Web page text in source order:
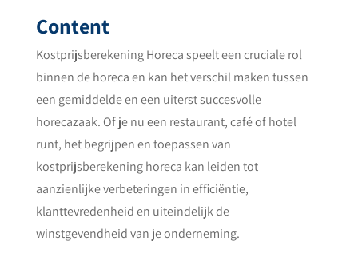
Content
Kostprijsberekening Horeca speelt een cruciale rol
binnen de horeca en kan het verschil maken tussen
een gemiddelde en een uiterst succesvolle
horecazaak. Of je nu een restaurant, café of hotel
runt, het begrijpen en toepassen van
kostprijsberekening horeca kan leiden tot
aanzienlijke verbeteringen in efficiëntie,
klanttevredenheid en uiteindelijk de
winstgevendheid van je onderneming.